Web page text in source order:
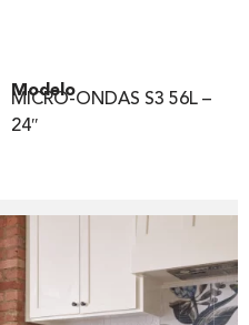
Modelo
MICRO-ONDAS S3 56L –
24″